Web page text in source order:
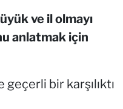
ve il olmayı
anlatmak için
bir karşılıktı